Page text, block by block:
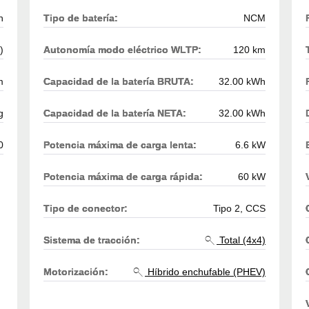
Tipo de batería: NCM
Autonomía modo eléctrico WLTP: 120 km
Capacidad de la batería BRUTA: 32.00 kWh
Capacidad de la batería NETA: 32.00 kWh
Potencia máxima de carga lenta: 6.6 kW
Potencia máxima de carga rápida: 60 kW
Tipo de conector: Tipo 2, CCS
Sistema de tracción: Total (4x4)
Motorización: Híbrido enchufable (PHEV)